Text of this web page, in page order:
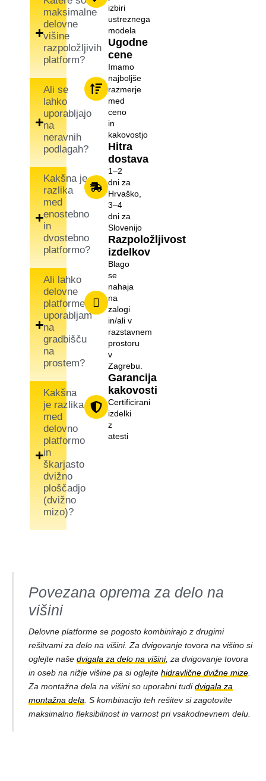
maksimalne
delovne
višine
razpoložljivih
platform?
Ali se
lahko
uporabljajo
na
neravnih
podlagah?
Kakšna je
razlika
med
enostebno
in
dvostebno
platformo?
Ali lahko
delovne
platforme
uporabljam
na
gradbišču
na
prostem?
Kakšna
je razlika
med
delovno
platformo
in
škarjasto
dvižno
ploščadjo
(dvižno
mizo)?
izbiri
ustreznega
modela
Ugodne
cene
Imamo
najboljše
razmerje
med
ceno
in
kakovostjo
Hitra
dostava
1–2
dni za
Hrvaško,
3–4
dni za
Slovenijo
Razpoložljivost
izdelkov
Blago
se
nahaja
na
zalogi
in/ali v
razstavnem
prostoru
v
Zagrebu.
Garancija
kakovosti
Certificirani
izdelki
z
atesti
Povezana oprema za delo na
višini
Delovne platforme se pogosto kombinirajo z drugimi
rešitvami za delo na višini. Za dvigovanje tovora na višino si
oglejte našedvigala za delo na višini, za dvigovanje tovora
in oseb na nižje višine pa si oglejtehidravlične dvižne mize
Za montažna dela na višini so uporabni tudidvigala za
montažna dela . S kombinacijo teh rešitev si zagotovite
maksimalno fleksibilnost in varnost pri vsakodnevnem delu.